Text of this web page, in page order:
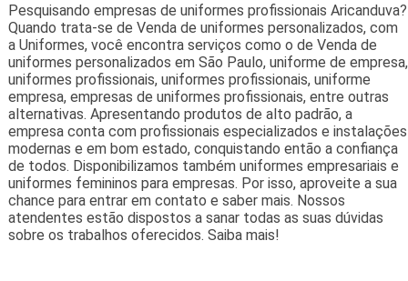
Pesquisando empresas de uniformes profissionais Aricanduva?
Quando trata-se de Venda de uniformes personalizados, com
a Uniformes, você encontra serviços como o de Venda de
uniformes personalizados em São Paulo, uniforme de empresa,
uniformes profissionais, uniformes profissionais, uniforme
empresa, empresas de uniformes profissionais, entre outras
alternativas. Apresentando produtos de alto padrão, a
empresa conta com profissionais especializados e instalações
modernas e em bom estado, conquistando então a confiança
de todos. Disponibilizamos também uniformes empresariais e
uniformes femininos para empresas. Por isso, aproveite a sua
chance para entrar em contato e saber mais. Nossos
atendentes estão dispostos a sanar todas as suas dúvidas
sobre os trabalhos oferecidos. Saiba mais!